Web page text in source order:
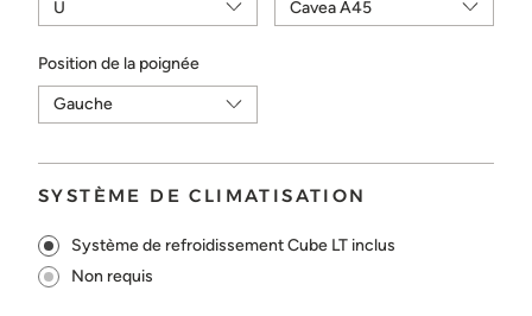
Position de la poignée
SYSTÈME DE CLIMATISATION
Système de refroidissement Cube LT inclus
Non requis